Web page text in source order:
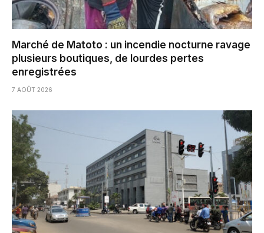
Marché de Matoto : un incendie nocturne ravage
plusieurs boutiques, de lourdes pertes
enregistrées
7 AOÛT 2026